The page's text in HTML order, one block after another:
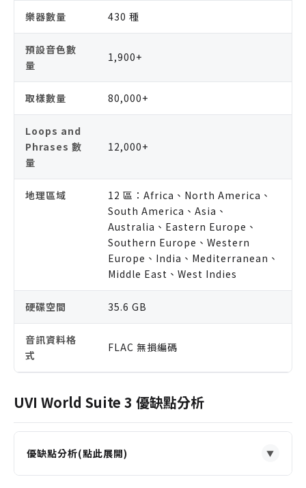
樂器數量 430 種
預設音色數
量
1,900+
取樣數量 80,000+
Loops and
Phrases 數
量
12,000+
地理區域
12 區：Africa、North America、
South America、Asia、
Australia、Eastern Europe、
Southern Europe、Western
Europe、India、Mediterranean、
Middle East、West Indies
硬碟空間 35.6 GB
音訊資料格
式
FLAC 無損編碼
UVI World Suite 3 優缺點分析
優缺點分析(點此展開) ▼